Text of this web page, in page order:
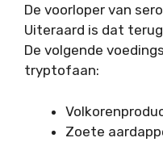
De voorloper van
Uiteraard is dat
De volgende
tryptofaan:
Zoete